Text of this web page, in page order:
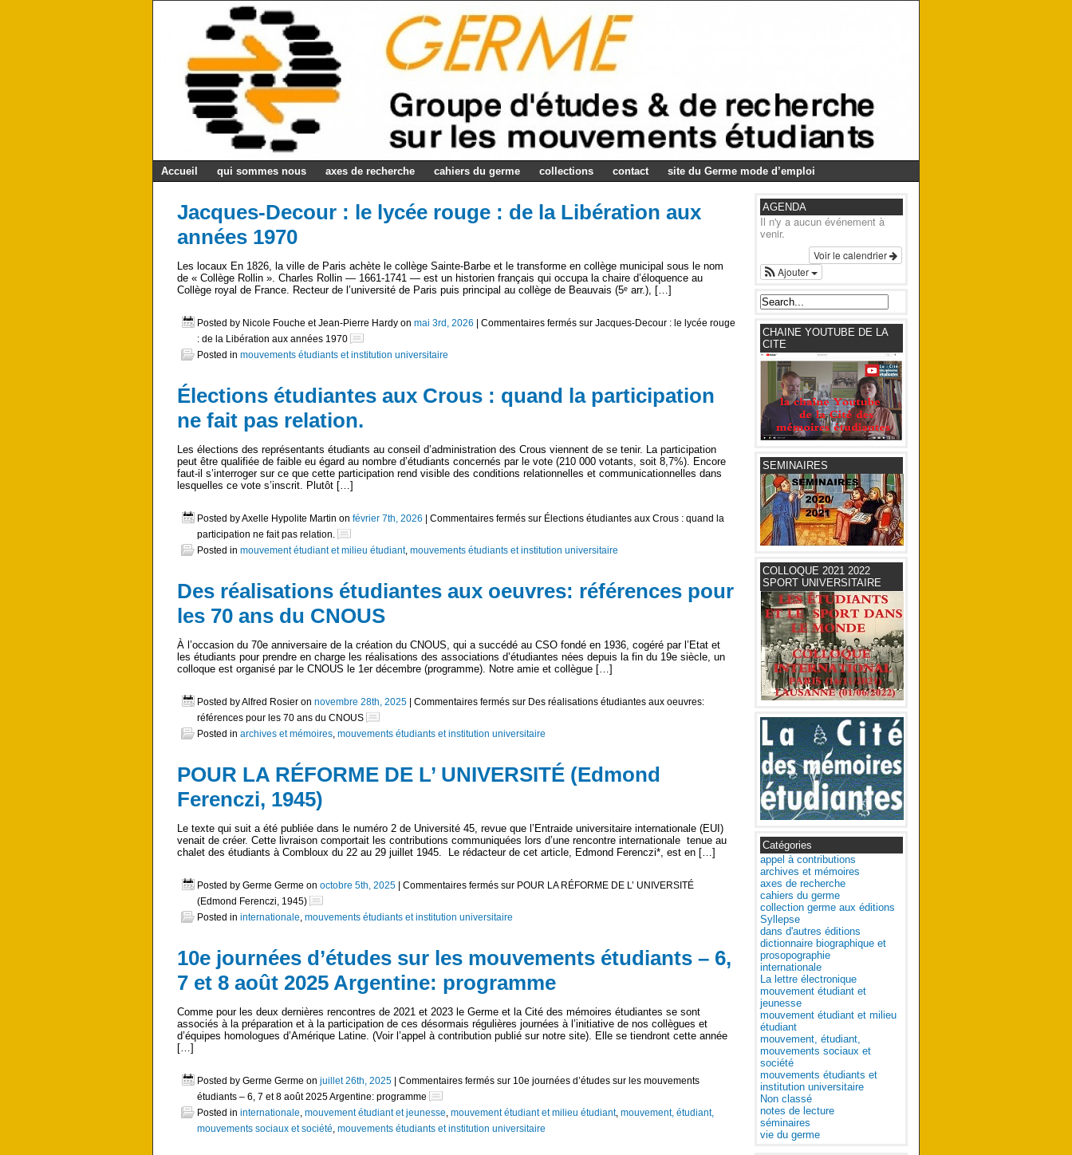
Accueil qui sommes nous axes de recherche cahiers du germe collections contact site du Germe mode d’emploi
Jacques-Decour : le lycée rouge : de la Libération aux
années 1970
Les locaux En 1826, la ville de Paris achète le collège Sainte-Barbe et le transforme en collège municipal sous le nom
de « Collège Rollin ». Charles Rollin — 1661-1741 — est un historien français qui occupa la chaire d’éloquence au
Collège royal de France. Recteur de l’université de Paris puis principal au collège de Beauvais (5ᵉ arr.), […]
Posted by Nicole Fouche et Jean-Pierre Hardy on mai 3rd, 2026 Commentaires fermés sur Jacques-Decour : le lycée rouge
: de la Libération aux années 1970
Posted in mouvements étudiants et institution universitaire
Élections étudiantes aux Crous : quand la participation
ne fait pas relation.
Les élections des représentants étudiants au conseil d’administration des Crous viennent de se tenir. La participation
peut être qualifiée de faible eu égard au nombre d’étudiants concernés par le vote (210 000 votants, soit 8,7%). Encore
faut-il s’interroger sur ce que cette participation rend visible des conditions relationnelles et communicationnelles dans
lesquelles ce vote s’inscrit. Plutôt […]
Posted by Axelle Hypolite Martin on février 7th, 2026 Commentaires fermés sur Élections étudiantes aux Crous : quand la
participation ne fait pas relation.
Posted in mouvement étudiant et milieu étudiant, mouvements étudiants et institution universitaire
Des réalisations étudiantes aux oeuvres: références pour
les 70 ans du CNOUS
À l’occasion du 70e anniversaire de la création du CNOUS, qui a succédé au CSO fondé en 1936, cogéré par l’Etat et
les étudiants pour prendre en charge les réalisations des associations d’étudiantes nées depuis la fin du 19e siècle, un
colloque est organisé par le CNOUS le 1er décembre (programme). Notre amie et collègue […]
Posted by Alfred Rosier on novembre 28th, 2025 Commentaires fermés sur Des réalisations étudiantes aux oeuvres:
références pour les 70 ans du CNOUS
Posted in archives et mémoires mouvements étudiants et institution universitaire
POUR LA RÉFORME DE L’ UNIVERSITÉ (Edmond
Ferenczi, 1945)
Le texte qui suit a été publiée dans le numéro 2 de Université 45, revue que l’Entraide universitaire internationale (EUI)
venait de créer. Cette livraison comportait les contributions communiquées lors d’une rencontre internationale tenue au
chalet des étudiants à Combloux du 22 au 29 juillet 1945. Le rédacteur de cet article, Edmond Ferenczi*, est en […]
Posted by Germe Germe on octobre 5th, 2025 Commentaires fermés sur POUR LA RÉFORME DE L’ UNIVERSITÉ
(Edmond Ferenczi, 1945)
Posted in internationale mouvements étudiants et institution universitaire
10e journées d’études sur les mouvements étudiants – 6,
7 et 8 août 2025 Argentine: programme
Comme pour les deux dernières rencontres de 2021 et 2023 le Germe et la Cité des mémoires étudiantes se sont
associés à la préparation et à la participation de ces désormais régulières journées à l’initiative de nos collègues et
d’équipes homologues d’Amérique Latine. (Voir l’appel à contribution publié sur notre site). Elle se tiendront cette année
[…]
Posted by Germe Germe on juillet 26th, 2025 Commentaires fermés sur 10e journées d’études sur les mouvements
étudiants – 6, 7 et 8 août 2025 Argentine: programme
Posted in internationale mouvement étudiant et jeunesse mouvement étudiant et milieu étudiant, mouvement, étudiant,
mouvements sociaux et société mouvements étudiants et institution universitaire
AGENDA
Il n'y a aucun événement à
venir.
Voir le calendrier
Ajouter
CHAINE YOUTUBE DE LA
CITE
SEMINAIRES
COLLOQUE 2021 2022
SPORT UNIVERSITAIRE
Catégories
appel à contributions
archives et mémoires
axes de recherche
cahiers du germe
collection germe aux éditions
Syllepse
dans d'autres éditions
dictionnaire biographique et
prosopographie
internationale
La lettre électronique
mouvement étudiant et
jeunesse
mouvement étudiant et milieu
étudiant
mouvement, étudiant,
mouvements sociaux et
société
mouvements étudiants et
institution universitaire
Non classé
notes de lecture
séminaires
vie du germe